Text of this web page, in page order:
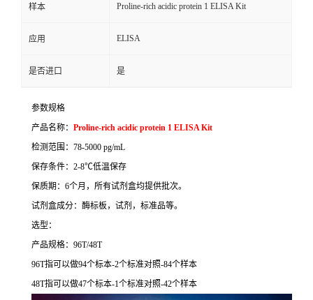
样本 Proline-rich acidic protein 1 ELISA Kit
应用 ELISA
是否进口 是
参数规格
产品名称： Proline-rich acidic protein 1 ELISA Kit
检测范围： 78-5000 pg/mL
保存条件： 2-8℃低温保存
保质期： 6个月，所有试剂盒均提供批次。
试剂盒成分：酶标板，试剂，标准品等。
选型：
产品规格： 96T/48T
96T指可以做94个标本-2个标准对照-84个样本
48T指可以做47个标本-1个标准对照-42个样本